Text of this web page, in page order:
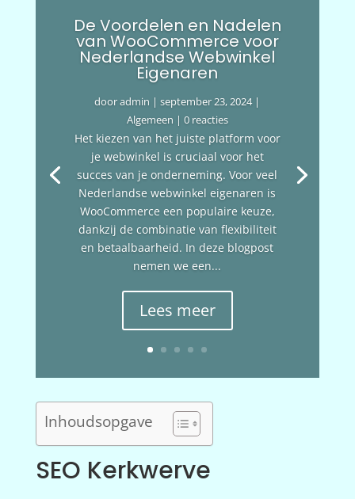
De Voordelen en Nadelen
van WooCommerce voor
Nederlandse Webwinkel
Eigenaren
dooradmin |september 23, 2024|
Algemeen | 0 reacties
Het kiezen van het juiste platform voor
je webwinkel is cruciaal voor het
succes van je onderneming. Voor veel
Nederlandse webwinkel eigenaren is
WooCommerce een populaire keuze,
dankzij de combinatie van flexibiliteit
en betaalbaarheid. In deze blogpost
nemen we een...
Lees meer
Inhoudsopgave
SEO Kerkwerve